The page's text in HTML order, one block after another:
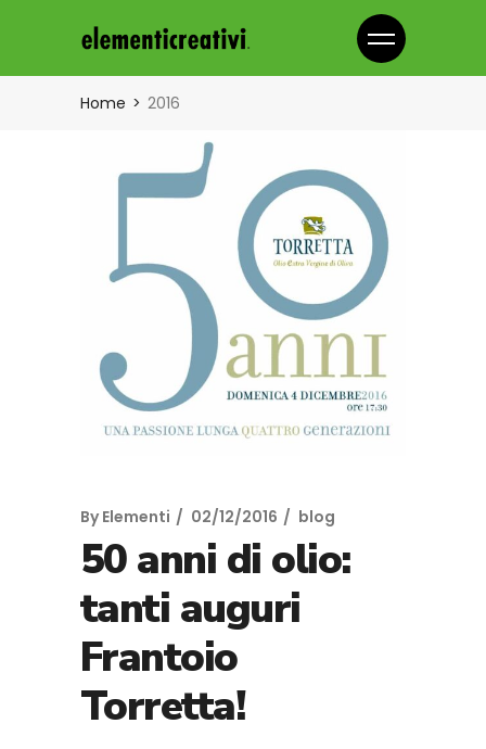
Home 2016
By Elementi 02/12/2016 blog
50 anni di olio:
tanti auguri
Frantoio
Torretta!